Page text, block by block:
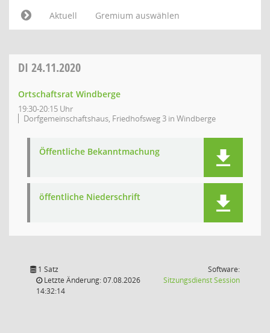
Aktuell
Gremium auswählen
DI 24.11.2020
Ortschaftsrat Windberge
19:30-20:15 Uhr
Dorfgemeinschaftshaus, Friedhofsweg 3 in Windberge
Öffentliche Bekanntmachung
öffentliche Niederschrift
1 Satz
Letzte Änderung: 07.08.2026
14:32:14
Software:
SitzungsdienstSession(Wird in